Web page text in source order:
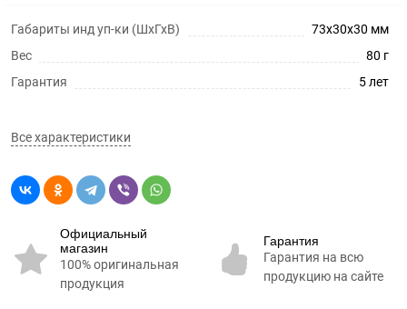
Габариты инд уп-ки (ШхГхВ)
73x30x30 мм
Вес
80 г
Гарантия
5 лет
Все характеристики
Официальный
магазин
100% оригинальная
продукция
Гарантия
Гарантия на всю
продукцию на сайте